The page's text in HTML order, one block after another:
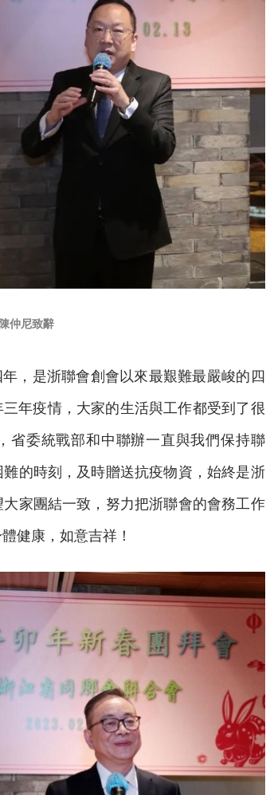
陳仲尼致辭
，是浙聯會創會以來最艱難最嚴峻的四
三年疫情，大家的生活與工作都受到了很
省委統戰部和中聯辦一直與我們保持聯
的時刻，及時贈送抗疫物資，始終是浙
家團結一致，努力把浙聯會的會務工作
健康，如意吉祥！